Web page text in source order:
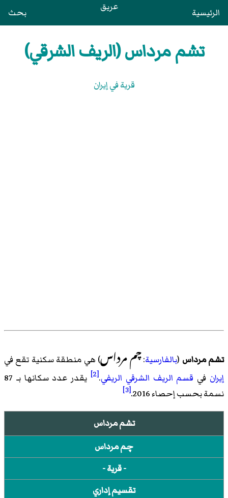
الرئيسية عريق بحث
تشم مرداس (الريف الشرقي)
قرية في إيران
تشم مرداس (بالفارسية:چم مرداس) هي منطقة سكنية تقع في
إيران في قسم الريف الشرقي الريفي.
[2]
يقدر عدد سكانها بـ 87
نسمة بحسبإحصاء 2016 .
[3]
تشم مرداس
چم مرداس
- قرية -
تقسيم إداري